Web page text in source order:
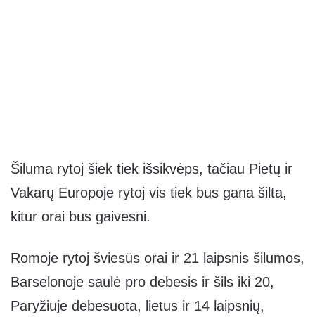
Šiluma rytoj šiek tiek išsikvėps, tačiau Pietų ir
Vakarų Europoje rytoj vis tiek bus gana šilta,
kitur orai bus gaivesni.
Romoje rytoj šviesūs orai ir 21 laipsnis šilumos,
Barselonoje saulė pro debesis ir šils iki 20,
Paryžiuje debesuota, lietus ir 14 laipsnių,